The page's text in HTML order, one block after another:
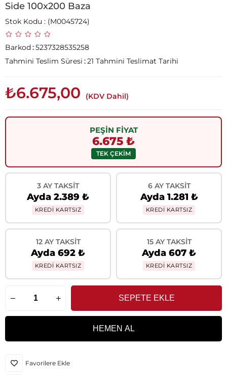
Side 100x200 Baza
Stok Kodu (M0045724)
Barkod:5237328535258
Tahmini Teslim Süresi :21 Tahmini Teslimat Tarihi
₺6.675,00 (KDV Dahil)
PEŞİN FİYAT
6.675 ₺
TEK ÇEKİM
3 AY TAKSIT
Ayda 2.389 ₺
KREDİ KARTSIZ
6 AY TAKSIT
Ayda 1.281 ₺
KREDİ KARTSIZ
12 AY TAKSIT
Ayda 692 ₺
KREDİ KARTSIZ
15 AY TAKSIT
Ayda 607 ₺
KREDİ KARTSIZ
Favorilere Ekle